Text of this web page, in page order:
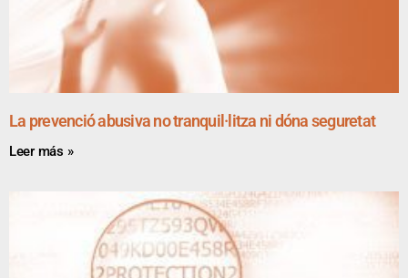
La prevenció abusiva no tranquil·litza ni dóna seguretat
Leer más »